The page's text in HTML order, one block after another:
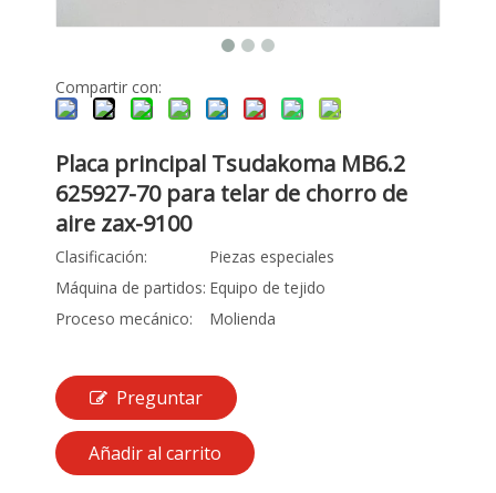
Compartir con:
Placa principal Tsudakoma MB6.2
625927-70 para telar de chorro de
aire zax-9100
Clasificación:
Piezas especiales
Máquina de partidos: Equipo de tejido
Proceso mecánico:
Molienda
Preguntar
Añadir al carrito